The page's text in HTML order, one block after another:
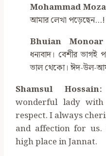
Mohammad
আমার লেখা পড়েছেন…!
Bhuian
ধন্যবাদ। বেশীর ভাগই
ভাল থেকো। ঈদ-উল-
Shamsul Hossain:
wonderful lady
respect. I always
and affection for
high place in Jannat.